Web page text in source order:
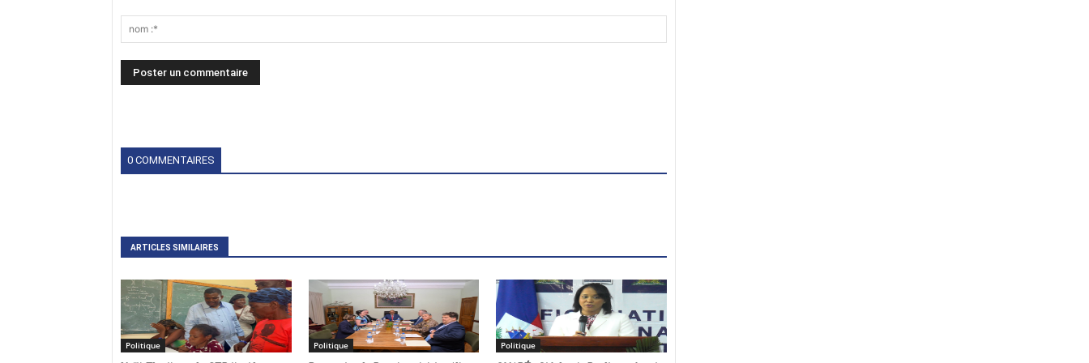
0 COMMENTAIRES
ARTICLES SIMILAIRES
Politique Politique Politique